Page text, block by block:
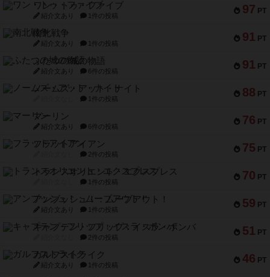
97 PT
ワン・トゥ・ファイブ
紹介文あり 1件の投稿
91 PT
南北戦争
紹介文あり 1件の投稿
91 PT
ふたつの城の物語
紹介文あり 6件の投稿
88 PT
ノームズ・アット・ナイト
1件の投稿
76 PT
マーリン
紹介文あり 6件の投稿
75 PT
フラットアイアン
2件の投稿
70 PT
トランスオリエント・エクスプレス
1件の投稿
59 PT
アンブッシュ！：ムーブアウト！
紹介文あり 1件の投稿
51 PT
キャプテン・フリップ：イスラ・ボンバ
2件の投稿
46 PT
ガルフストライク
紹介文あり 1件の投稿